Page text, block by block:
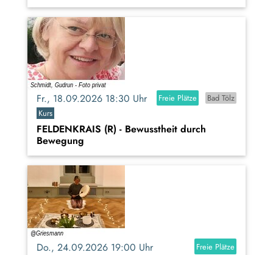
Fr., 18.09.2026 18:30 Uhr Freie Plätze
Bad Tölz
Kurs
FELDENKRAIS (R) - Bewusstheit durch
Bewegung
Do., 24.09.2026 19:00 Uhr
Freie Plätze